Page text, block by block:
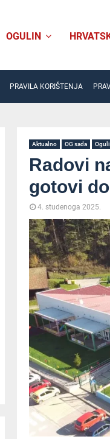
OGULIN
PRAVILA KORIŠTENJA
Aktualno OG sada
Radovi
gotovi
4. studenoga 2025.